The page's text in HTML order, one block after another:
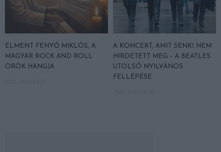
ELMENT FENYŐ MIKLÓS, A
MAGYAR ROCK AND ROLL
ÖRÖK HANGJA
A KONCERT, AMIT SENKI NEM
HIRDETETT MEG – A BEATLES
UTOLSÓ NYILVÁNOS
FELLÉPÉSE